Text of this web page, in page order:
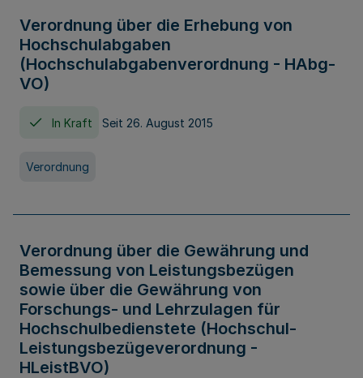
Verordnung über die Erhebung von
Hochschulabgaben
(Hochschulabgabenverordnung - HAbg-
VO)
In Kraft Seit 26. August 2015
Verordnung
Verordnung über die Gewährung und
Bemessung von Leistungsbezügen
sowie über die Gewährung von
Forschungs- und Lehrzulagen für
Hochschulbedienstete (Hochschul-
Leistungsbezügeverordnung -
HLeistBVO)